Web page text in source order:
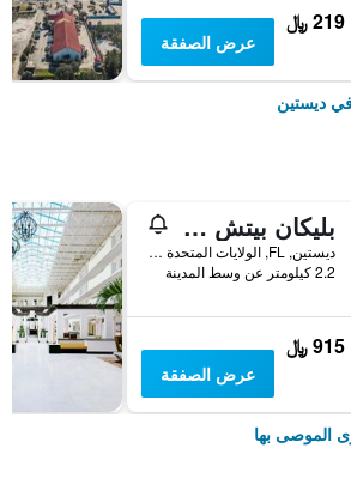
219 ﷼
عرض الصفقة
ديستين
بليكان بيتش ريزورت باي بانهاندل جيتاوايز
ديستين, FL, الولايات المتحدة الأميريكية
2.2 كيلومتر عن وسط المدينة
915 ﷼
عرض الصفقة
الموصى بها